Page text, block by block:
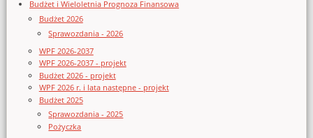
Budżet i Wieloletnia Prognoza Finansowa
Budżet 2026
Sprawozdania - 2026
WPF 2026-2037
WPF 2026-2037 - projekt
Budżet 2026 - projekt
WPF 2026 r. i lata następne - projekt
Budżet 2025
Sprawozdania - 2025
Pożyczka